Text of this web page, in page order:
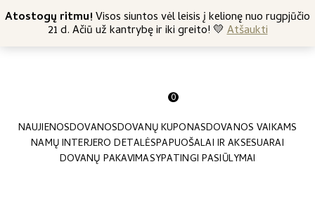
Atostogų ritmu!Visos siuntos vėl leisis į kelionę nuo rugpjūčio
21 d. Ačiū už kantrybę ir iki greito! 💛Atšaukti
Nemokamas siuntimas nuo 45 Eur +370 682 57369
0
NAUJIENOSDOVANOSDOVANŲ KUPONASDOVANOS VAIKAMS
NAMŲ INTERJERO DETALĖSPAPUOŠALAI IR AKSESUARAI
DOVANŲ PAKAVIMASYPATINGI PASIŪLYMAI